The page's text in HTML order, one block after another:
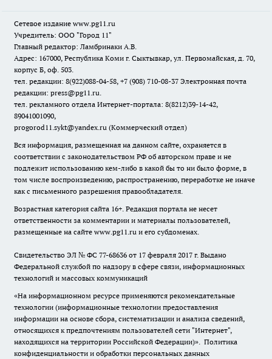
Сетевое издание www.pg11.ru
Учредитель: ООО "Город 11"
Главный редактор: Ламбринаки А.В.
Адрес: 167000, Республика Коми г. Сыктывкар, ул. Первомайская, д. 70,
корпус Б, оф. 503.
тел. редакции: 8(922)088-04-58, +7 (908) 710-08-37 Электронная почта
редакции: press@pg11.ru.
тел. рекламного отдела Интернет-портала: 8(8212)39-14-42,
89041001090,
progorod11.sykt@yandex.ru (Коммерческий отдел)
Вся информация, размещенная на данном сайте, охраняется в
соответствии с законодательством РФ об авторском праве и не
подлежит использованию кем-либо в какой бы то ни было форме, в
том числе воспроизведению, распространению, переработке не иначе
как с письменного разрешения правообладателя.
Возрастная категория сайта 16+. Редакция портала не несет
ответственности за комментарии и материалы пользователей,
размещенные на сайте www.pg11.ru и его субдоменах.
Свидетельство ЭЛ № ФС 77-68636 от 17 февраля 2017 г. Выдано
Федеральной службой по надзору в сфере связи, информационных
технологий и массовых коммуникаций
«На информационном ресурсе применяются рекомендательные
технологии (информационные технологии предоставления
информации на основе сбора, систематизации и анализа сведений,
относящихся к предпочтениям пользователей сети "Интернет",
находящихся на территории Российской Федерации)». Политика
конфиденциальности и обработки персональных данных